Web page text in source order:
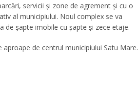
servicii și zone de agrement și cu o
al municipiului. Noul complex se va
de șapte imobile cu șapte și zece etaje.
de centrul municipiului Satu Mare.